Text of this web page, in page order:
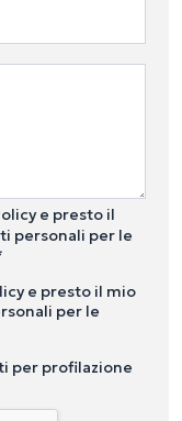
e presto il
personali per le
e presto il mio
per le
per profilazione